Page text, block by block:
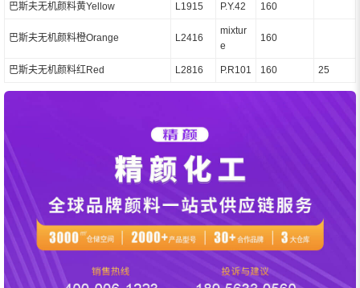
巴斯夫无机颜料黄Yellow L1915 P.Y.42 160
巴斯夫无机颜料橙Orange L2416
mixtur
e
160
巴斯夫无机颜料红Red L2816 P.R101 160 25